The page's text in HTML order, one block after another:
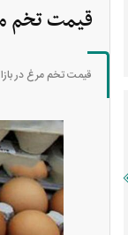
قیمت تخم مرغ امروز
قیمت تخم مرغ در بازار روز برای تاریخ ۱۶ اسفند ۱۴۰۲ اعلام شد که
قیمت دلار، یورو و